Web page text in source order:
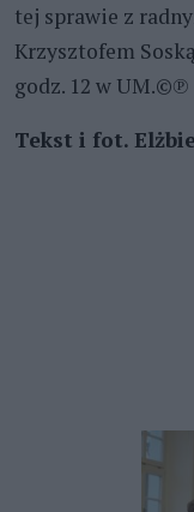
tej sprawie z
Krzysztofem
godz. 12 w UM.©℗
Tekst i fot.